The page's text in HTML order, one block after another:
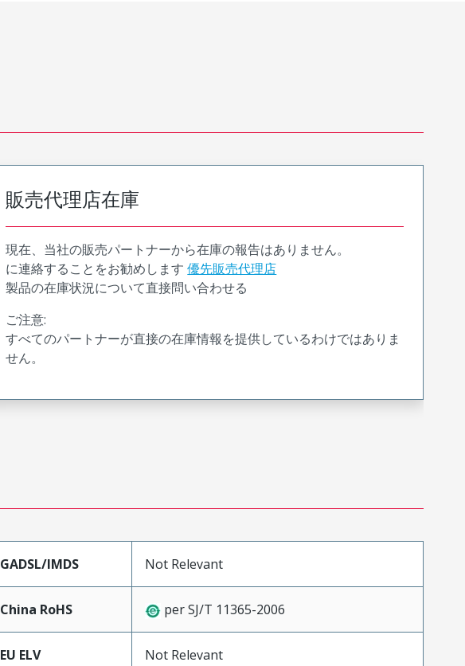
販売代理店在庫
現在、当社の販売パートナーから在庫の報告はありません。
に連絡することをお勧めします 優先販売代理店
製品の在庫状況について直接問い合わせる
ご注意:
すべてのパートナーが直接の在庫情報を提供しているわけではありま
せん。
GADSL/IMDS Not Relevant
China RoHS per SJ/T 11365-2006
EU ELV Not Relevant